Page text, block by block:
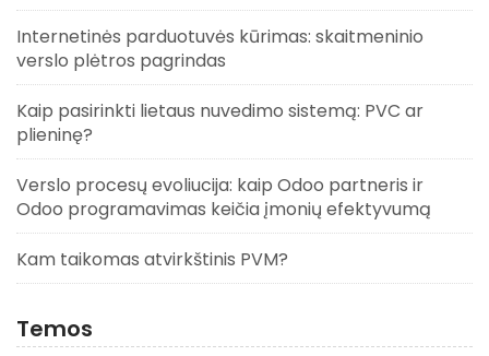
Internetinės parduotuvės kūrimas: skaitmeninio
verslo plėtros pagrindas
Kaip pasirinkti lietaus nuvedimo sistemą: PVC ar
plieninę?
Verslo procesų evoliucija: kaip Odoo partneris ir
Odoo programavimas keičia įmonių efektyvumą
Kam taikomas atvirkštinis PVM?
Temos